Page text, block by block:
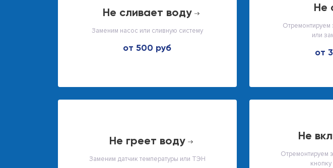
не сливает воду
Заменим насос или сливную систему
от 500 руб
Отремонтируем
или
от
не греет воду
Заменим датчик температуры или ТЭН
не
Отремонтируем